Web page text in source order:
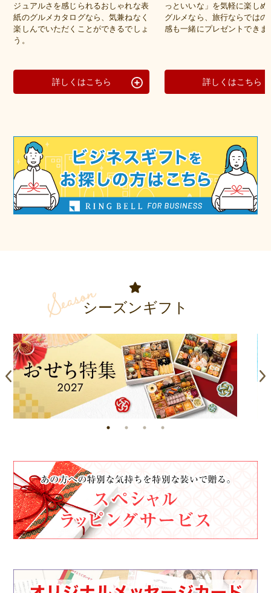
ジュアルさを感じられるおしゃれな表
紙のグルメカタログなら、気兼ねなく
楽しんでいただくことができるでしょ
う。
詳しくはこちら
っといいな」を気軽に楽しめ
グルメなら、旅行ならではの
感も一緒にプレゼントできま
詳しくはこちら
シーズンギフト